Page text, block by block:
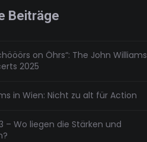
Beiträge
on Öhrs“: The John Williams
2025
in Wien: Nicht zu alt für Action
– Wo liegen die Stärken und